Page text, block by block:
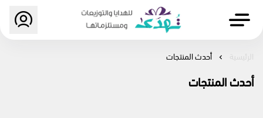
متجر تهُدى
الرئيسية أحدث المنتجات
أحدث المنتجات